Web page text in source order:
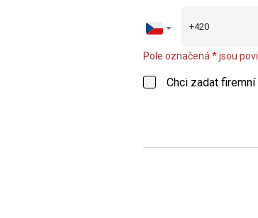
Pole označená *jsou
Chci zadat firemní